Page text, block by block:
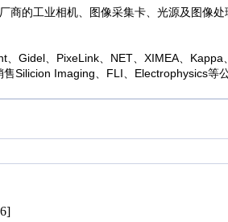
商的工业相机、图像采集卡、光源及图像
Gidel、PixeLink、NET、XIMEA、
Silicion Imaging、FLI、Electrophysics等公